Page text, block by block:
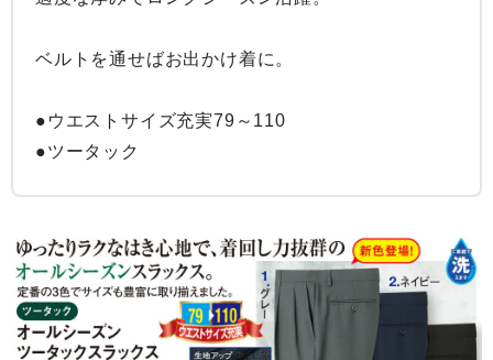
ベルトを通せばお出かけ着に。
●ウエストサイズ充実79～110
●ツータック